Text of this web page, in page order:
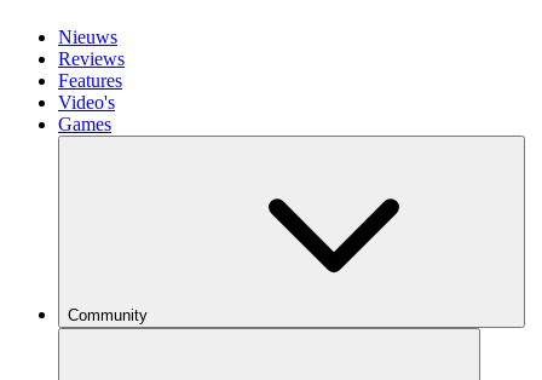
Nieuws
Reviews
Features
Video's
Games
Community